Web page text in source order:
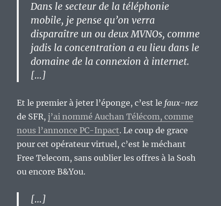
Dans le secteur de la téléphonie
mobile, je pense qu’on verra
disparaître un ou deux MVNOs, comme
jadis la concentration a eu lieu dans le
domaine de la connexion à internet.
[…]
Et le premier à jeter l’éponge, c’est le faux-nez
de SFR,j’ai nommé Auchan Télécom, comme
nous l’annonce PC-Inpact. Le coup de grace
pour cet opérateur virtuel, c’est le méchant
Free Telecom, sans oublier les offres à la Sosh
ou encore B&You.
[…]